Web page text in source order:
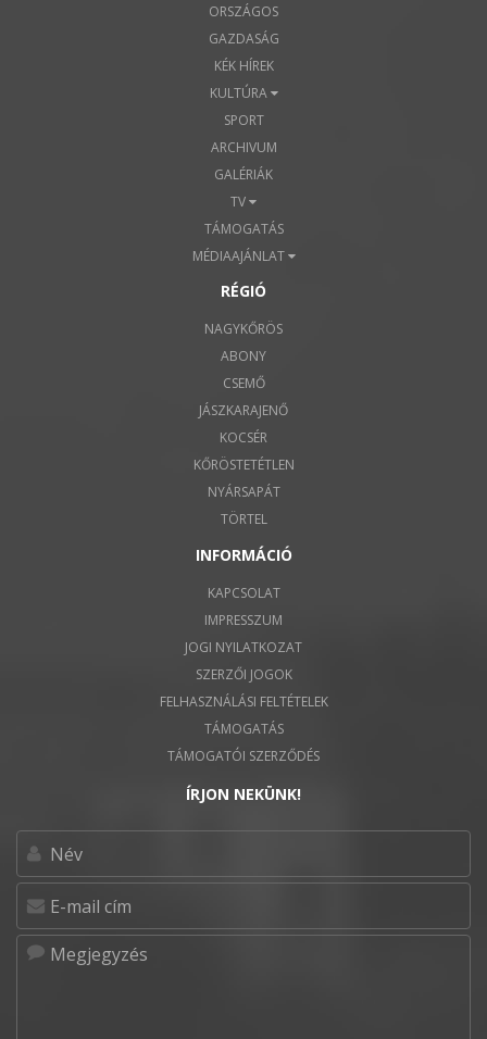
ORSZÁGOS
GAZDASÁG
KÉK HÍREK
KULTÚRA
SPORT
ARCHIVUM
GALÉRIÁK
TV
TÁMOGATÁS
MÉDIAAJÁNLAT
RÉGIÓ
NAGYKŐRÖS
ABONY
CSEMŐ
JÁSZKARAJENŐ
KOCSÉR
KŐRÖSTETÉTLEN
NYÁRSAPÁT
TÖRTEL
INFORMÁCIÓ
KAPCSOLAT
IMPRESSZUM
JOGI NYILATKOZAT
SZERZŐI JOGOK
FELHASZNÁLÁSI FELTÉTELEK
TÁMOGATÁS
TÁMOGATÓI SZERZŐDÉS
ÍRJON NEKÜNK!